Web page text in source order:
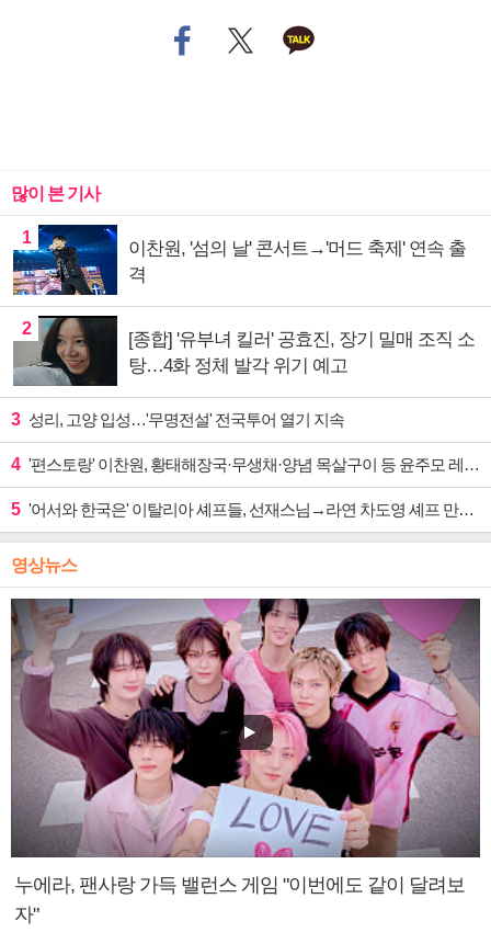
많이 본 기사
1
이찬원, '섬의 날' 콘서트→'머드 축제' 연속 출
격
2
[종합] '유부녀 킬러' 공효진, 장기 밀매 조직 소
탕…4화 정체 발각 위기 예고
3 성리, 고양 입성…'무명전설' 전국투어 열기 지속
4 '편스토랑' 이찬원, 황태해장국·무생채·양념 목살구이 등 윤주모 레시피 섭렵
5 '어서와 한국은' 이탈리아 셰프들, 선재스님→라연 차도영 셰프 만난다
영상뉴스
누에라, 팬사랑 가득 밸런스 게임 "이번에도 같이 달려보
자"